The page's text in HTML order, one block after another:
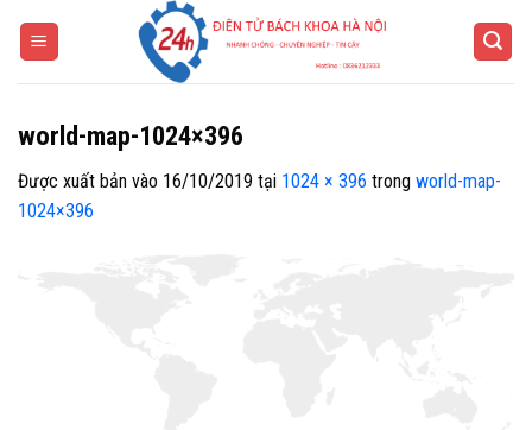
world-map-1024×396
Được xuất bản vào 16/10/2019 tại 1024 × 396 trong world-map-
1024×396